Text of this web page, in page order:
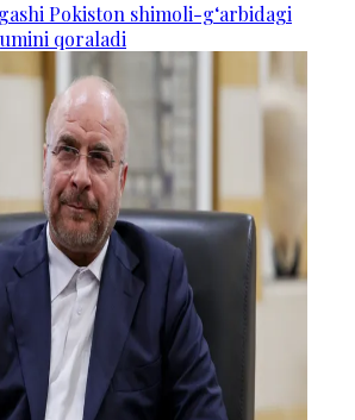
Pokiston shimoli-g‘arbidagi
qoraladi